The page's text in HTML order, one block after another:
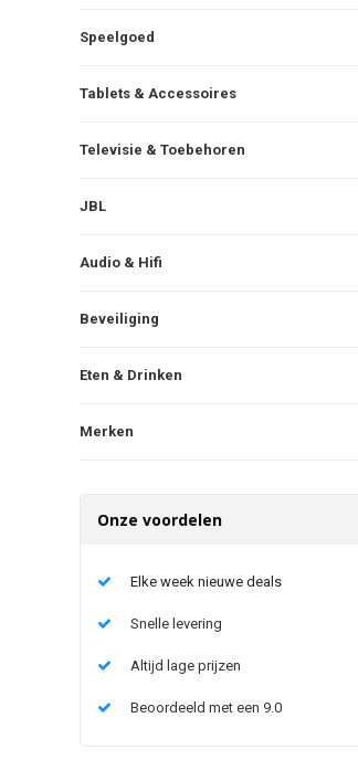
Speelgoed
Tablets & Accessoires
Televisie & Toebehoren
JBL
Audio & Hifi
Beveiliging
Eten & Drinken
Merken
Onze voordelen
Elke week nieuwe deals
Snelle levering
Altijd lage prijzen
Beoordeeld met een 9.0